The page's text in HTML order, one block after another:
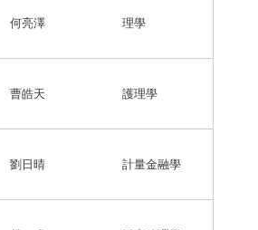
何亮澤 理學
曹皓天 護理學
劉日晴 計量金融學